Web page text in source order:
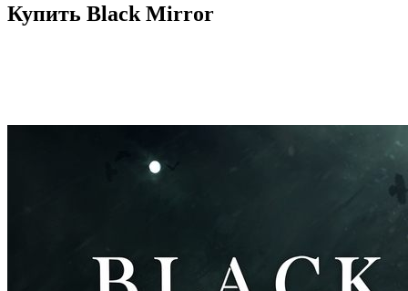
Купить Black Mirror